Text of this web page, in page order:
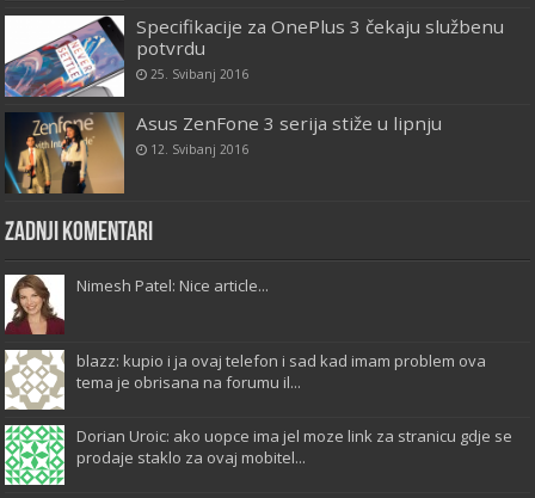
Specifikacije za OnePlus 3 čekaju službenu
potvrdu
25. Svibanj 2016
Asus ZenFone 3 serija stiže u lipnju
12. Svibanj 2016
Zadnji komentari
Nimesh Patel: Nice article...
blazz: kupio i ja ovaj telefon i sad kad imam problem ova
tema je obrisana na forumu il...
Dorian Uroic: ako uopce ima jel moze link za stranicu gdje se
prodaje staklo za ovaj mobitel...